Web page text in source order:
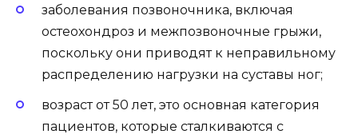
заболевания позвоночника, включая
остеохондроз и межпозвоночные грыжи,
поскольку они приводят к неправильному
распределению нагрузки на суставы ног;
возраст от 50 лет, это основная категория
пациентов, которые сталкиваются с